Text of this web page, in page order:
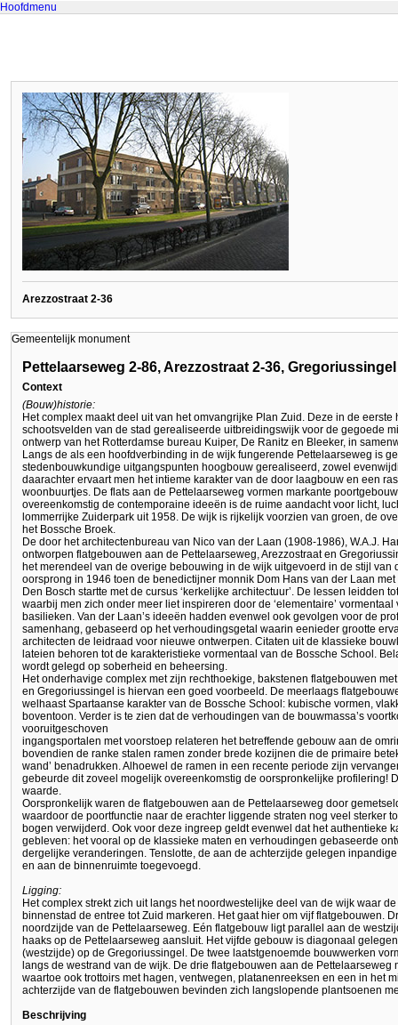
Hoofdmenu
Arezzostraat 2-36
Gemeentelijk monument
Pettelaarseweg 2-86, Arezzostraat 2-36, Gregoriussingel
Context
(Bouw)historie:
Het complex maakt deel uit van het omvangrijke Plan Zuid. Deze in de
schootsvelden van de stad gerealiseerde uitbreidingswijk voor de gegoede
ontwerp van het Rotterdamse bureau Kuiper, De Ranitz en Bleeker, in
Langs de als een hoofdverbinding in de wijk fungerende Pettelaarseweg is
stedenbouwkundige uitgangspunten hoogbouw gerealiseerd, zowel
daarachter ervaart men het intieme karakter van de door laagbouw en een
woonbuurtjes. De flats aan de Pettelaarseweg vormen markante
overeenkomstig de contemporaine ideeën is de ruime aandacht voor licht,
lommerrijke Zuiderpark uit 1958. De wijk is rijkelijk voorzien van groen, de
het Bossche Broek.
De door het architectenbureau van Nico van der Laan (1908-1986), W.A.J.
ontworpen flatgebouwen aan de Pettelaarseweg, Arezzostraat en
het merendeel van de overige bebouwing in de wijk uitgevoerd in de stijl van
oorsprong in 1946 toen de benedictijner monnik Dom Hans van der Laan
Den Bosch startte met de cursus ‘kerkelijke architectuur’. De lessen leidden
waarbij men zich onder meer liet inspireren door de ‘elementaire’
basilieken. Van der Laan’s ideeën hadden evenwel ook gevolgen voor de
samenhang, gebaseerd op het verhoudingsgetal waarin eenieder grootte
architecten de leidraad voor nieuwe ontwerpen. Citaten uit de klassieke
lateien behoren tot de karakteristieke vormentaal van de Bossche School.
wordt gelegd op soberheid en beheersing.
Het onderhavige complex met zijn rechthoekige, bakstenen flatgebouwen
en Gregoriussingel is hiervan een goed voorbeeld. De meerlaags
welhaast Spartaanse karakter van de Bossche School: kubische vormen,
boventoon. Verder is te zien dat de verhoudingen van de bouwmassa’s
vooruitgeschoven
ingangsportalen met voorstoep relateren het betreffende gebouw aan de
bovendien de ranke stalen ramen zonder brede kozijnen die de primaire
wand’ benadrukken. Alhoewel de ramen in een recente periode zijn
gebeurde dit zoveel mogelijk overeenkomstig de oorspronkelijke profilering!
waarde.
Oorspronkelijk waren de flatgebouwen aan de Pettelaarseweg door
waardoor de poortfunctie naar de erachter liggende straten nog veel sterker
bogen verwijderd. Ook voor deze ingreep geldt evenwel dat het authentieke
gebleven: het vooral op de klassieke maten en verhoudingen gebaseerde
dergelijke veranderingen. Tenslotte, de aan de achterzijde gelegen
en aan de binnenruimte toegevoegd.
Ligging:
Het complex strekt zich uit langs het noordwestelijke deel van de wijk waar
binnenstad de entree tot Zuid markeren. Het gaat hier om vijf flatgebouwen.
noordzijde van de Pettelaarseweg. Eén flatgebouw ligt parallel aan de
haaks op de Pettelaarseweg aansluit. Het vijfde gebouw is diagonaal
(westzijde) op de Gregoriussingel. De twee laatstgenoemde bouwwerken
langs de westrand van de wijk. De drie flatgebouwen aan de
waartoe ook trottoirs met hagen, ventwegen, platanenreeksen en een in het
achterzijde van de flatgebouwen bevinden zich langslopende plantsoenen
Beschrijving